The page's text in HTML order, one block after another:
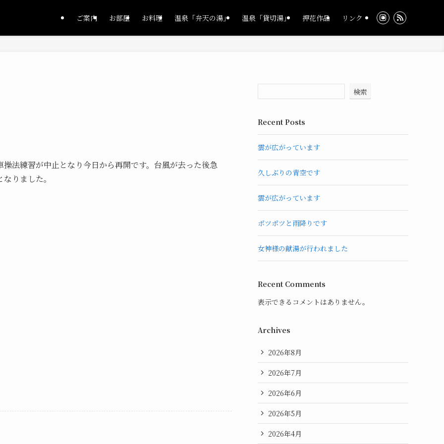
ご案内 お部屋 お料理 温泉「弁天の湯」 温泉「貸切湯」 押花作品 リンク
法練習が中止となり今日から再開です。台風が去った後急
りました。
検索
Recent Posts
雲が広がっています
久しぶりの青空です
雲が広がっています
ポツポツと雨降りです
女神様の献湯が行われました
Recent Comments
表示できるコメントはありません。
Archives
2026年8月
2026年7月
2026年6月
2026年5月
2026年4月